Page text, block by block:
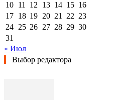
10 11 12 13 14 15 16
17 18 19 20 21 22 23
24 25 26 27 28 29 30
31
« Июл
Выбор редактора